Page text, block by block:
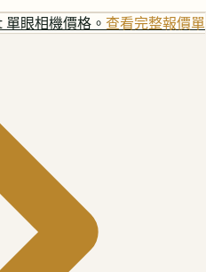
眼相機價格。 查看完整報價單